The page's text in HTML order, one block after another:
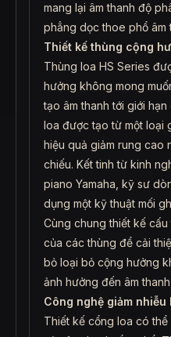
mang lại âm thanh độ
phẳng dọc thoe phổ âm
Thiết kế thùng cộng
Thùng loa HS Series
hưởng không mong
tạo âm thanh tới giới
loa được tạo từ một loại
hiệu quả giảm rung cao
chiếu. Kết tinh từ kinh
piano Yamaha, kỹ sư
dụng một kỹ thuật mối
Cùng chung thiết kế
của các thùng để cải
bỏ loại bỏ cộng hưởng
ảnh hưởng đến âm
Công nghệ giảm nhiễu
Thiết kế cổng loa có